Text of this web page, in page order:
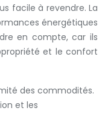
facile à revendre. La
énergétiques
en compte, car ils
et le confort
des commodités.
et les